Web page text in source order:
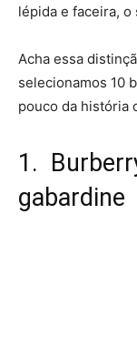
lépida e faceira, o
Acha essa
selecionamos 10
pouco da história
1.
gabardine